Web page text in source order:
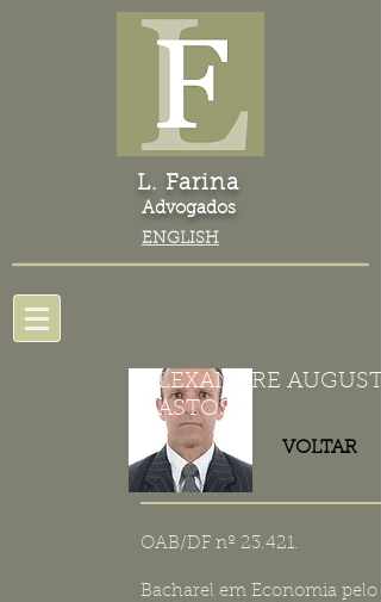
L. Farina
Advogados
ENGLISH
ALEXANDRE
BASTOS
VOLTAR
OAB/DF nº 23.421.
Bacharel em Economia pelo